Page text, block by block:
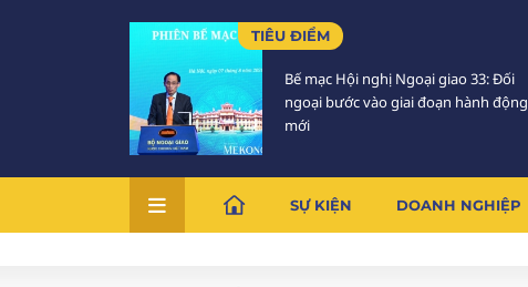
TIÊU ĐIỂM
Bế mạc Hội nghị Ngoại giao 33: Đối
ngoại bước vào giai đoạn hành động
mới
SỰ KIỆN DOANH NGHIỆP